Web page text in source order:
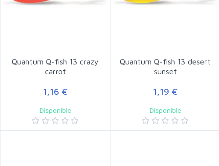
Quantum Q-fish 13 crazy
carrot
1,16 €
Disponible
Quantum Q-fish 13 desert
sunset
1,19 €
Disponible